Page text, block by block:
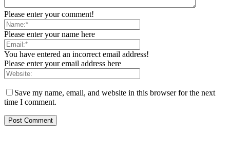
Please enter your comment!
Please enter your name here
You have entered an incorrect email address!
Please enter your email address here
Save my name, email, and website in this browser for the next
time I comment.